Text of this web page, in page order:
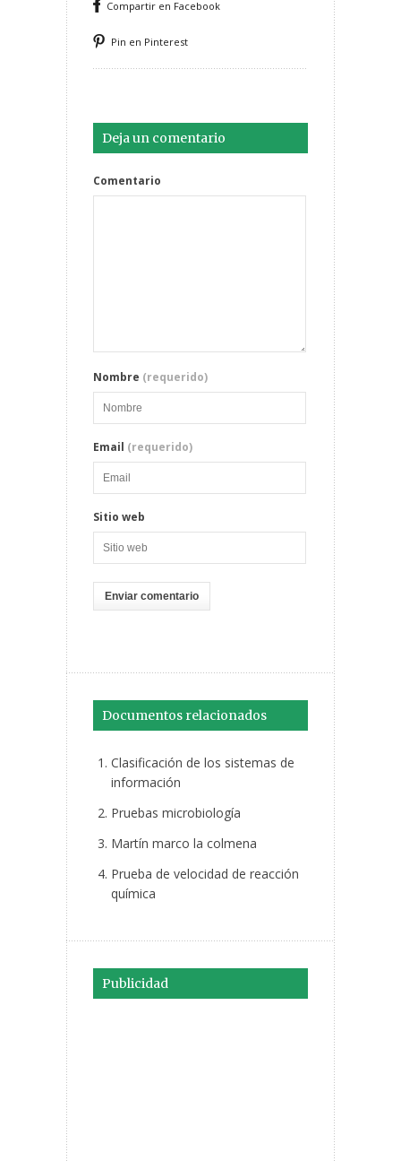
Compartir en Facebook
Pin en Pinterest
Deja un comentario
Comentario
Nombre (requerido)
Email (requerido)
Sitio web
Documentos relacionados
Clasificación de los sistemas de
información
Pruebas microbiología
Martín marco la colmena
Prueba de velocidad de reacción
química
Publicidad